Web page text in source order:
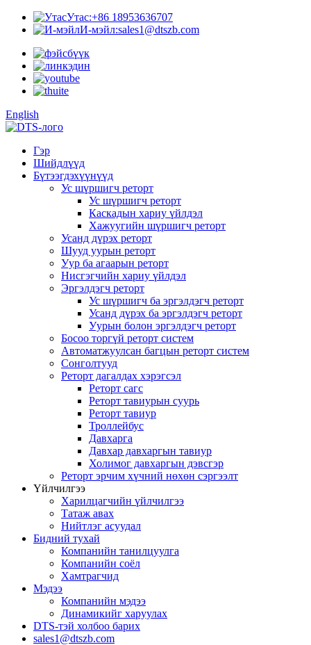
Утас:+86 18953636707
И-мэйл:sales1@dtszb.com
English
Гэр
Шийдлүүд
Бүтээгдэхүүнүүд
Ус шүршигч реторт
Ус шүршигч реторт
Каскадын хариу үйлдэл
Хажуугийн шүршигч реторт
Усанд дүрэх реторт
Шууд уурын реторт
Уур ба агаарын реторт
Нисгэгчийн хариу үйлдэл
Эргэлдэгч реторт
Ус шүршигч ба эргэлдэгч реторт
Усанд дүрэх ба эргэлдэгч реторт
Уурын болон эргэлдэгч реторт
Босоо торгүй реторт систем
Автоматжуулсан багцын реторт систем
Сонголтууд
Реторт дагалдах хэрэгсэл
Реторт сагс
Реторт тавиурын суурь
Реторт тавиур
Троллейбус
Давхарга
Давхар давхаргын тавиур
Холимог давхаргын дэвсгэр
Реторт эрчим хүчний нөхөн сэргээлт
Үйлчилгээ
Харилцагчийн үйлчилгээ
Татаж авах
Нийтлэг асуудал
Бидний тухай
Компанийн танилцуулга
Компанийн соёл
Хамтрагчид
Мэдээ
Компанийн мэдээ
Динамикийг харуулах
DTS-тэй холбоо барих
sales1@dtszb.com